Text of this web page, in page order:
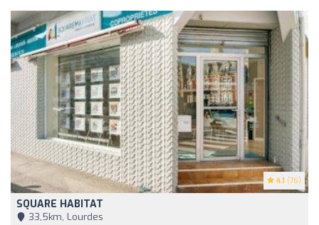
4.1 (76)
SQUARE HABITAT
33,5km, Lourdes